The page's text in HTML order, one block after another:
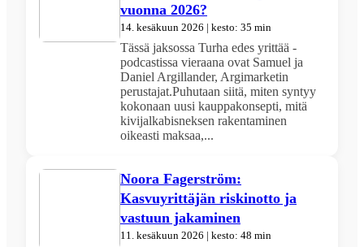
vuonna 2026?
14. kesäkuun 2026 | kesto: 35 min
Tässä jaksossa Turha edes yrittää -
podcastissa vieraana ovat Samuel ja
Daniel Argillander, Argimarketin
perustajat.Puhutaan siitä, miten syntyy
kokonaan uusi kauppakonsepti, mitä
kivijalkabisneksen rakentaminen
oikeasti maksaa,...
Noora Fagerström:
Kasvuyrittäjän riskinotto ja
vastuun jakaminen
11. kesäkuun 2026 | kesto: 48 min